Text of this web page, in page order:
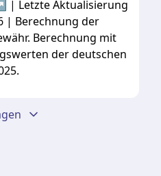
| Letzte Aktualisierung
| Berechnung der
Berechnung mit
der deutschen